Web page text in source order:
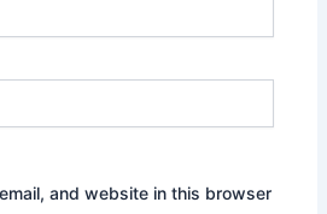
and website in this browser